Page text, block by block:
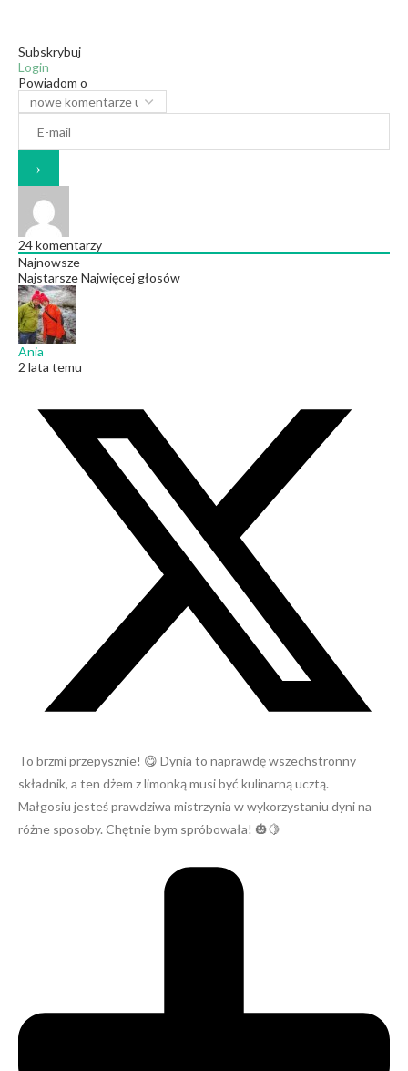
Subskrybuj
Login
Powiadom o
24komentarzy
Najnowsze
NajstarszeNajwięcej głosów
Ania
2 lata temu
To brzmi przepysznie! 😋 Dynia to naprawdę wszechstronny
składnik, a ten dżem z limonką musi być kulinarną ucztą.
Małgosiu jesteś prawdziwa mistrzynia w wykorzystaniu dyni na
różne sposoby. Chętnie bym spróbowała! 🎃🍋